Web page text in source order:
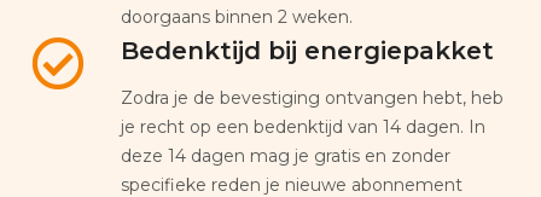
doorgaans binnen 2 weken.
Bedenktijd bij energiepakket
Zodra je de bevestiging ontvangen hebt, heb
je recht op een bedenktijd van 14 dagen. In
deze 14 dagen mag je gratis en zonder
specifieke reden je nieuwe abonnement